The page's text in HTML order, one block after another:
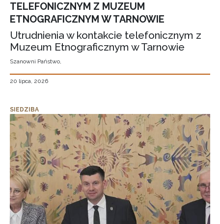
TELEFONICZNYM Z MUZEUM
ETNOGRAFICZNYM W TARNOWIE
Utrudnienia w kontakcie telefonicznym z
Muzeum Etnograficznym w Tarnowie
Szanowni Państwo,
20 lipca, 2026
SIEDZIBA